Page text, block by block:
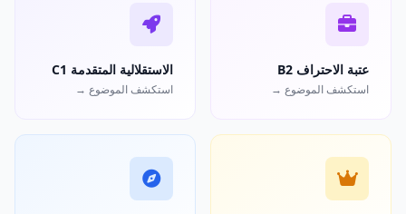
عتبة الاحتراف B2
استكشف الموضوع →
الاستقلالية المتقدمة C1
استكشف الموضوع →